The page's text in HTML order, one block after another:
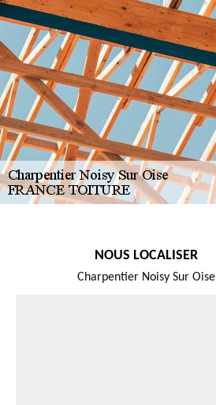
NOUS LOCALISER
Charpentier Noisy Sur Oise